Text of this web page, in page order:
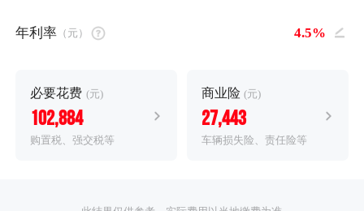
年利率 （元）
必要花费 (元)
102,884
购置税、强交税等
商业险 (元)
27,443
车辆损失险、责任险等